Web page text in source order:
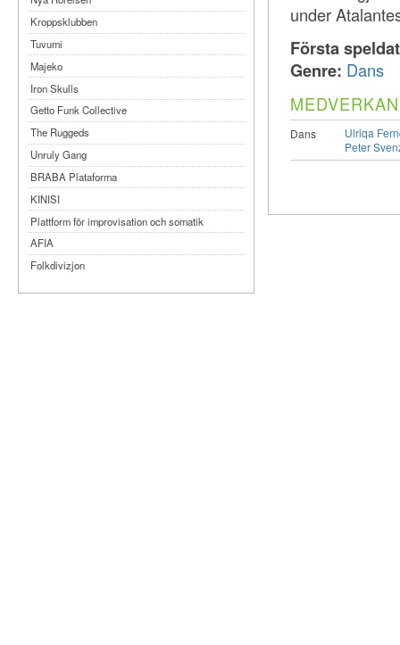
under
Första
Genre: Dans
Dans
Ulriqa
Peter
Kroppsklubben
Tuvumi
Majeko
Iron Skulls
Getto Funk Collective
The Ruggeds
Unruly Gang
BRABA Plataforma
KINISI
Plattform för improvisation och somatik
AFIA
Folkdivizjon